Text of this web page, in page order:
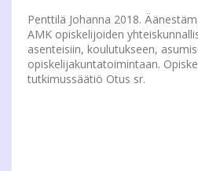
Penttilä Johanna 2018.
AMK opiskelijoiden
asenteisiin, koulutukseen,
opiskelijakuntatoimintaan.
tutkimussäätiö Otus sr.